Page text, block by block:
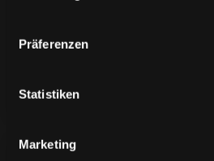
Präferenzen
Statistiken
Marketing